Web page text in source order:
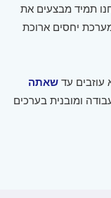
תמיד מבצעים את
יחסים ארוכת
עוזבים עדשאתה
ומובנית בערכים